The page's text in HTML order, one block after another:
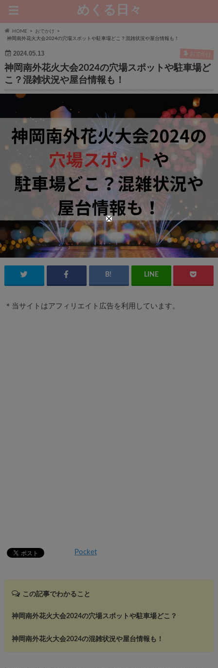
めくる日々
HOME
おでかけ
神岡南外花火大会2024の穴場スポットや駐車場どこ？混雑状況や屋台情報も！
2024.05.13 おでかけ
神岡南外花火大会2024の穴場スポットや駐車場ど
こ？混雑状況や屋台情報も！
＊当サイトはアフィリエイト広告を利用しています。
Pocket
この記事でわかること
神岡南外花火大会2024の穴場スポットや駐車場どこ？
神岡南外花火大会2024の混雑状況や屋台情報も！